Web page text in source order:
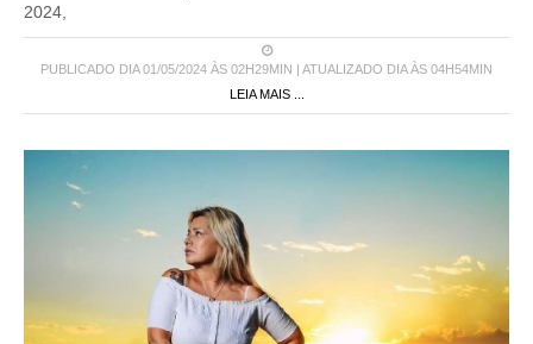
2024,
PUBLICADO DIA 01/05/2024 ÀS 02H29MIN | ATUALIZADO DIA ÀS 04H54MIN
LEIA MAIS ...